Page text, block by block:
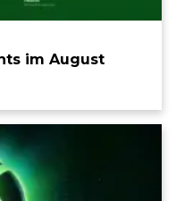
im August